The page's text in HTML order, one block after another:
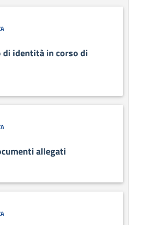
di identità in corso di
allegati